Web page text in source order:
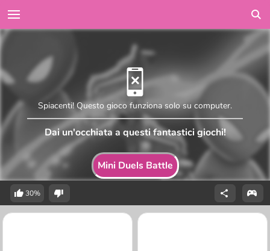
Mini Duels Battle
Spiacenti! Questo gioco funziona solo su computer.
Dai un'occhiata a questi fantastici giochi!
30%